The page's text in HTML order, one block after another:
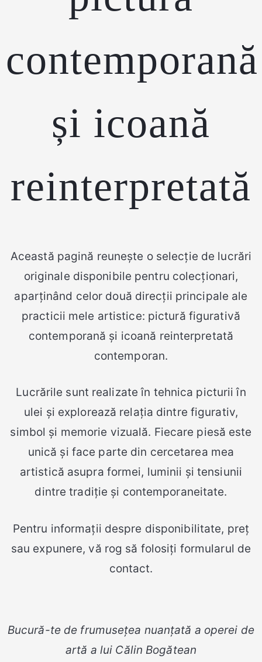
contemporană
și icoană
reinterpretată
Această pagină reunește o selecție de lucrări
originale disponibile pentru colecționari,
aparținând celor două direcții principale ale
practicii mele artistice: pictură figurativă
contemporană și icoană reinterpretată
contemporan.
Lucrările sunt realizate în tehnica picturii în
ulei și explorează relația dintre figurativ,
simbol și memorie vizuală. Fiecare piesă este
unică și face parte din cercetarea mea
artistică asupra formei, luminii și tensiunii
dintre tradiție și contemporaneitate.
Pentru informații despre disponibilitate, preț
sau expunere, vă rog să folosiți formularul de
contact.
Bucură-te de frumusețea nuanțată a operei de
artă a lui Călin Bogătean